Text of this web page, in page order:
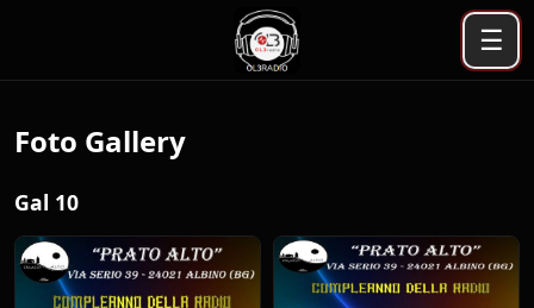
☰
Foto Gallery
Gal 10